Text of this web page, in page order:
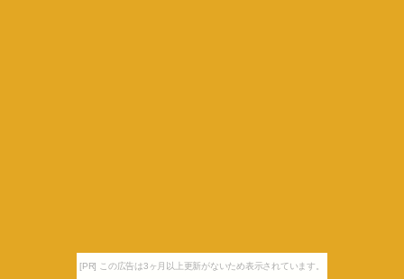
[PR] この広告は3ヶ月以上更新がないため表示されています。